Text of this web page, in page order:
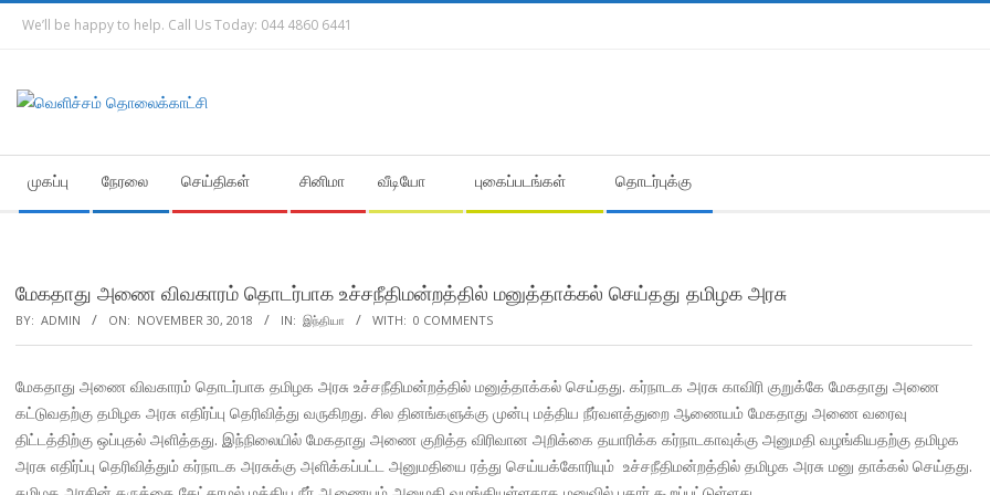
SkipWe’ll be happy to help. Call Us Today: 044 4860 6441
Navigation
Menu
முகப்பு நேரலை செய்திகள் சினிமா வீடியோ புகைப்படங்கள் தொடர்புக்கு
மேகதாது அணை விவகாரம் தொடர்பாக உச்சநீதிமன்றத்தில் மனுத்தாக்கல் செய்தது தமிழக அரசு
BY: ADMIN ON: NOVEMBER 30, 2018 IN: இந்தியா WITH: 0 COMMENTS
மேகதாது அணை விவகாரம் தொடர்பாக தமிழக அரசு உச்சநீதிமன்றத்தில் மனுத்தாக்கல் செய்தது. கர்நாடக அரசு காவிரி குறுக்கே மேகதாது அணை
கட்டுவதற்கு தமிழக அரசு எதிர்ப்பு தெரிவித்து வருகிறது. சில தினங்களுக்கு முன்பு மத்திய நீர்வளத்துறை ஆணையம் மேகதாது அணை வரைவு
திட்டத்திற்கு ஒப்புதல் அளித்தது. இந்நிலையில் மேகதாது அணை குறித்த விரிவான அறிக்கை தயாரிக்க கர்நாடகாவுக்கு அனுமதி வழங்கியதற்கு தமிழக
அரசு எதிர்ப்பு தெரிவித்தும் கர்நாடக அரசுக்கு அளிக்கப்பட்ட அனுமதியை ரத்து செய்யக்கோரியும் உச்சநீதிமன்றத்தில் தமிழக அரசு மனு தாக்கல் செய்தது.